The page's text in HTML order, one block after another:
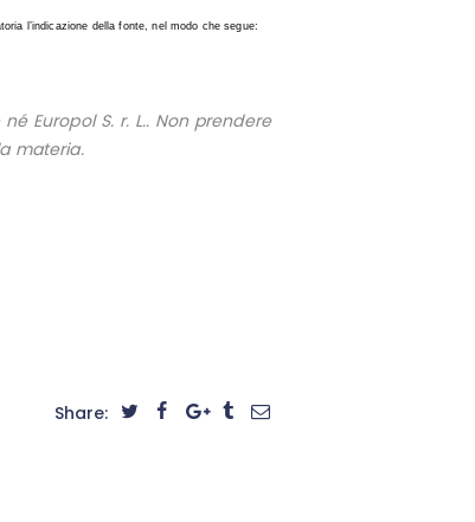
l’indicazione della fonte, nel modo che segue:
Europol S. r. L.. Non prendere
materia.
Share: